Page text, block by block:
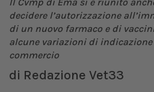
Il Cvmp di Ema si è riunito
decidere l’autorizzazione
di un nuovo farmaco e di
alcune variazioni di
commercio
di Redazione Vet33